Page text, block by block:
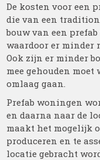
De kosten voor een
die van een
bouw van een
waardoor er minder
Ook zijn er minder
mee gehouden
omlaag gaan.
Prefab woningen
en daarna naar de
maakt het mogelijk
produceren en te
locatie gebracht